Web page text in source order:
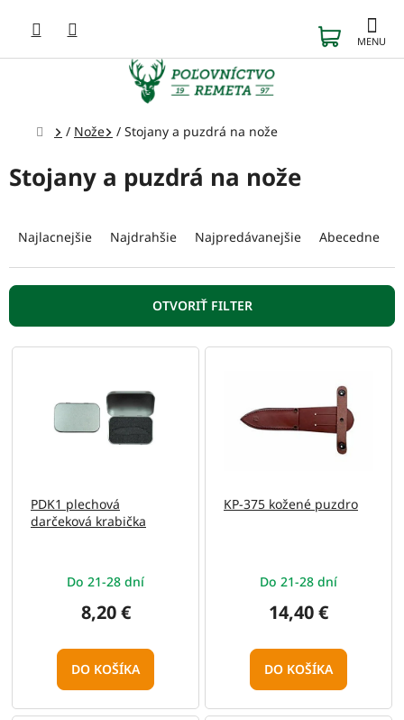
obsah
KOŠÍK
Domov
/ Nože / Stojany a puzdrá na nože
Stojany a puzdrá na nože
e
n
e
p
Najlacnejšie Najdrahšie Najpredávanejšie Abecedne
OTVORIŤ FILTER
V
PDK1 plechová
darčeková krabička
Do 21-28 dní
8,20 €
DO KOŠÍKA
KP-375 kožené puzdro
Do 21-28 dní
14,40 €
DO KOŠÍKA